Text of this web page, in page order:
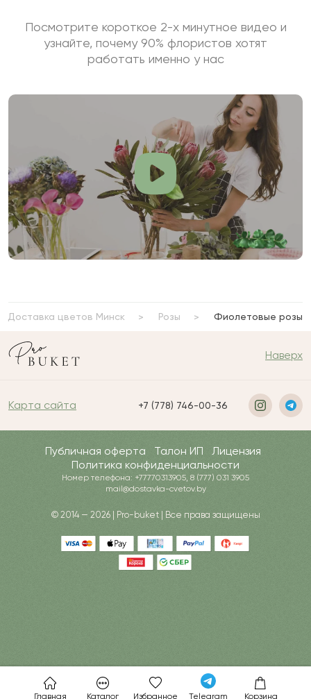
Главная Каталог Избранное Telegram Корзина
Посмотрите короткое 2-х минутное видео и
узнайте, почему 90% флористов хотят
работать именно у нас
Доставка цветов Минск Розы Фиолетовые розы
Наверх
Карта сайта +7 (778) 746-00-36
Публичная оферта Талон ИП
Лицензия
Политика конфиденциальности
Номер телефона: +77770313905, 8 (777) 031 3905
mail@dostavka-cvetov.by
© 2014 — 2026 | Pro-buket | Все права защищены